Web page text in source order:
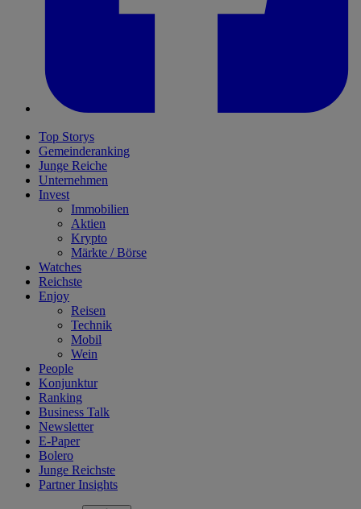
Top Storys
Gemeinderanking
Junge Reiche
Unternehmen
Invest
Immobilien
Aktien
Krypto
Märkte / Börse
Watches
Reichste
Enjoy
Reisen
Technik
Mobil
Wein
People
Konjunktur
Ranking
Business Talk
Newsletter
E-Paper
Bolero
Junge Reichste
Partner Insights